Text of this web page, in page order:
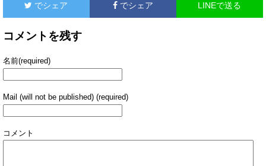
でシェア でシェア LINEで送る
コメントを残す
名前(required)
Mail (will not be published) (required)
コメント